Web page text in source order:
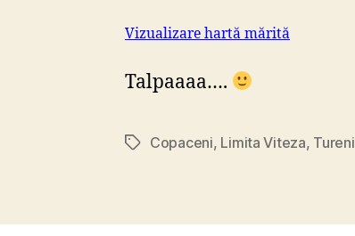
Vizualizare hartă mărită
Talpaaaa….
TagsCopaceni, Limita Viteza, Tureni